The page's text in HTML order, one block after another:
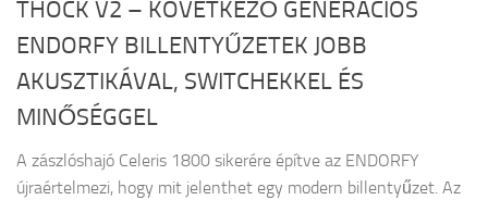
THOCK V2 – KÖVETKEZŐ GENERÁCIÓS
ENDORFY BILLENTYŰZETEK JOBB
AKUSZTIKÁVAL, SWITCHEKKEL ÉS
MINŐSÉGGEL
A zászlóshajó Celeris 1800 sikerére építve az ENDORFY
újraértelmezi, hogy mit jelenthet egy modern billentyűzet. Az